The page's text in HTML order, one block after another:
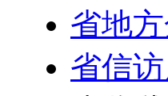
省地
省信